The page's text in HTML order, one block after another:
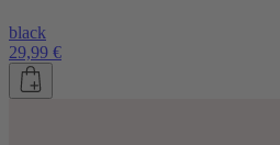
black
29,99 €